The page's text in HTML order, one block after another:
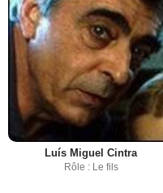
Luís Miguel Cintra
Rôle : Le fils